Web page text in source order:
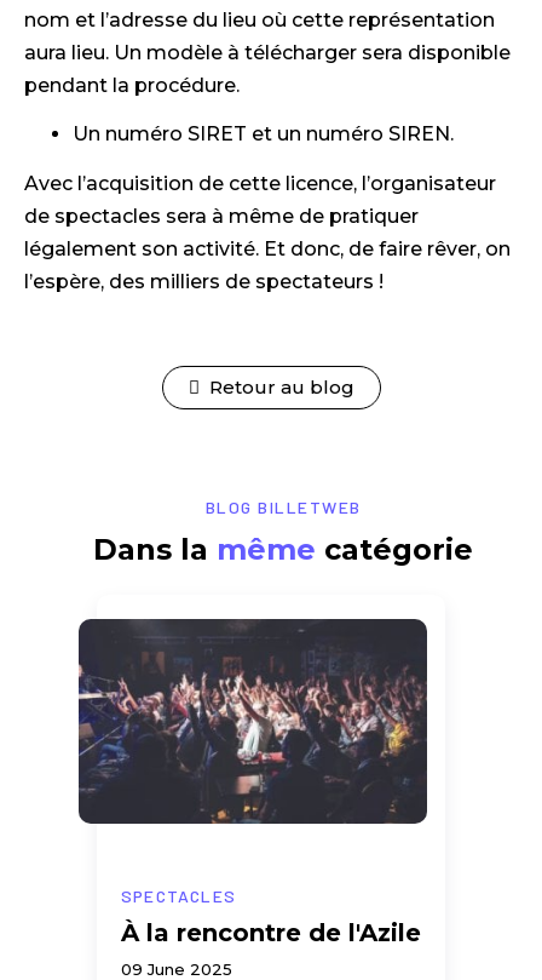
nom et l’adresse du lieu où cette représentation
aura lieu. Un modèle à télécharger sera disponible
pendant la procédure.
Un numéro SIRET et un numéro SIREN.
Avec l’acquisition de cette licence, l’organisateur
de spectacles sera à même de pratiquer
légalement son activité. Et donc, de faire rêver, on
l’espère, des milliers de spectateurs !
Retour au blog
BLOG BILLETWEB
Dans la même catégorie
SPECTACLES
À la rencontre de l'Azile
09 June 2025